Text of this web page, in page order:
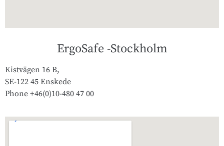
ErgoSafe -Stockholm
Kistvägen 16 B,
SE-122 45 Enskede
Phone +46(0)10-480 47 00